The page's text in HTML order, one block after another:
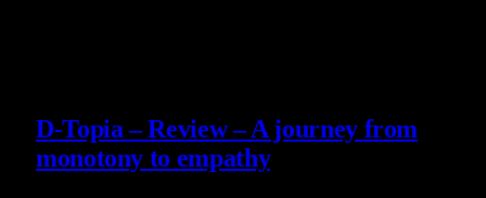
D-Topia – Review – A journey from
monotony to empathy